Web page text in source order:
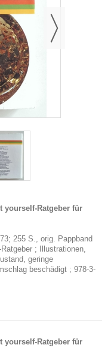
yourself-Ratgeber für
255 S., orig. Pappband
; Illustrationen,
geringe
beschädigt ; 978-3-
yourself-Ratgeber für